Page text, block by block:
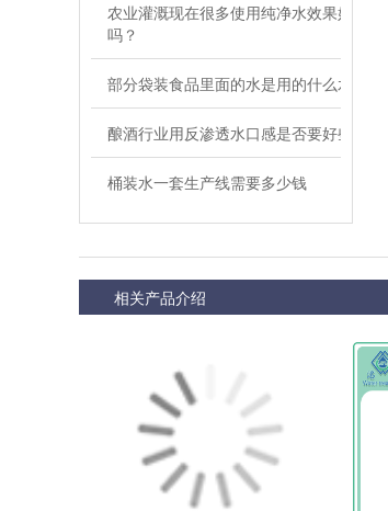
农业灌溉现在很多使用纯净水效果好
吗？
部分袋装食品里面的水是用的什么水
酿酒行业用反渗透水口感是否要好些
桶装水一套生产线需要多少钱
相关产品介绍